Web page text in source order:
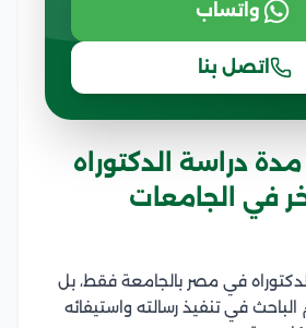
واتساب
اتصل بنا
دراسة الدكتوراه
في الجامعات
في مصر بالجامعة فقط، بل
الباحث في تنفيذ رسالته واستيفائه